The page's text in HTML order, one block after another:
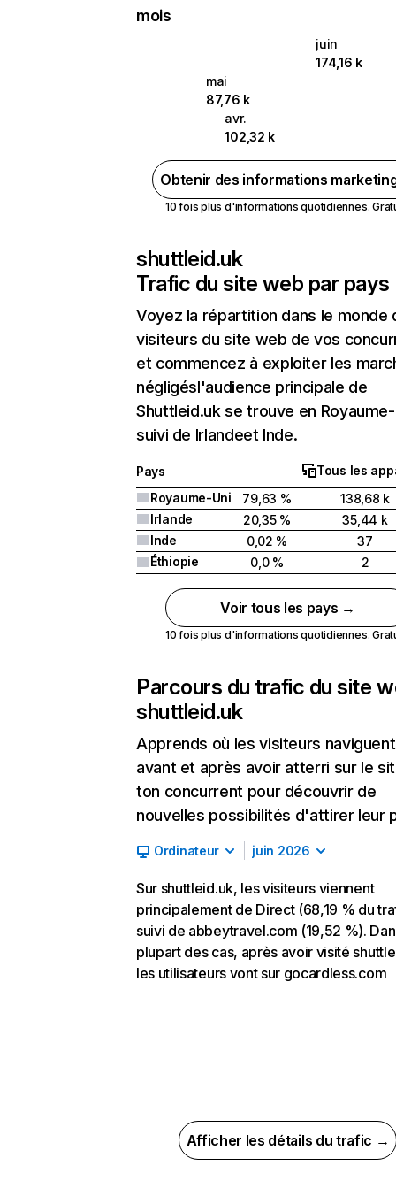
mois
juin
174,16 k
mai
87,76 k
avr.
102,32 k
Obtenir des informations
10 fois plus d'informations quotidiennes.
shuttleid.uk
Trafic du site web par pays
Voyez la répartition dans le monde
visiteurs du site web de vos
et commencez à exploiter les
négligésl'audience principale de
Shuttleid.uk se trouve en
suivi de Irlandeet Inde.
Pays
Tous les
Royaume-Uni
79,63 %
138,68 k
Irlande
20,35 %
35,44 k
Inde
0,02 %
37
Éthiopie
0,0 % 2
Voir tous les pays →
10 fois plus d'informations quotidiennes.
Parcours du trafic du site
shuttleid.uk
Apprends où les visiteurs naviguent
avant et après avoir atterri sur le
ton concurrent pour découvrir de
nouvelles possibilités d'attirer leur
Ordinateur juin 2026
Sur shuttleid.uk, les visiteurs viennent
principalement de Direct (68,19 % du
suivi de abbeytravel.com (19,52 %).
plupart des cas, après avoir visité
les utilisateurs vont sur gocardless.com
Afficher les détails du trafic →